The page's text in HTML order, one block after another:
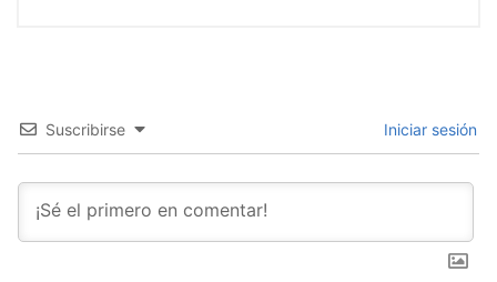
Suscribirse Iniciar sesión